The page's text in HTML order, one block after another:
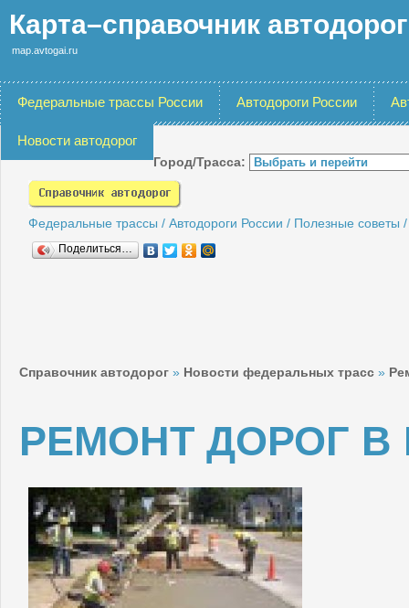
Карта–справочник
map.avtogai.ru
Федеральные трассы России Автодороги России
Новости автодорог
Город/Трасса:
Федеральные трассы / Автодороги России / Полезные советы
Поделиться…
Справочник автодорог » Новости федеральных трасс »
РЕМОНТ ДОРОГ